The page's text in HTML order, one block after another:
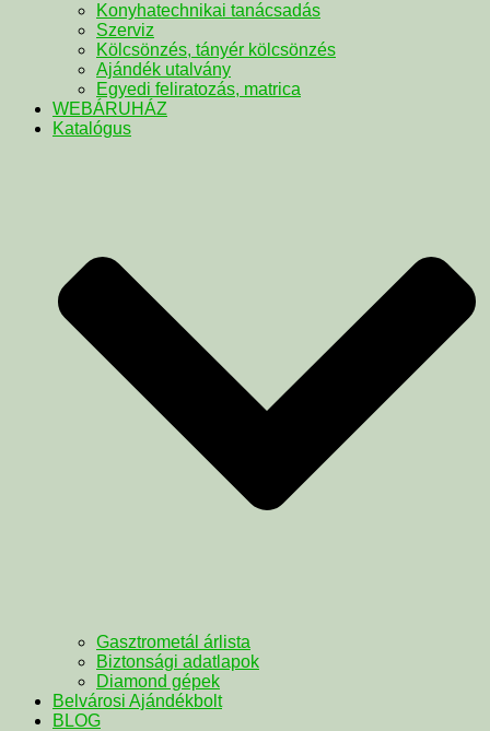
Konyhatechnikai tanácsadás
Szerviz
Kölcsönzés, tányér kölcsönzés
Ajándék utalvány
Egyedi feliratozás, matrica
WEBÁRUHÁZ
Katalógus
Gasztrometál árlista
Biztonsági adatlapok
Diamond gépek
Belvárosi Ajándékbolt
BLOG